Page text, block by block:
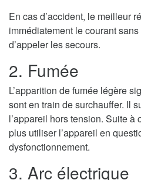
En cas d’accident, le meilleur
immédiatement le courant
d’appeler les secours.
2. Fumée
L’apparition de fumée légère
sont en train de surchauffer. Il
l’appareil hors tension. Suite
plus utiliser l’appareil en
dysfonctionnement.
3. Arc électrique